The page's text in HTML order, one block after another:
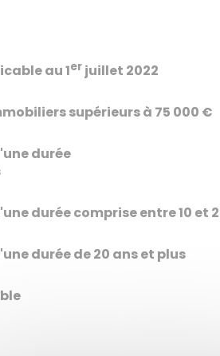
au 1er juillet 2022
supérieurs à 75 000 €
durée
durée comprise entre 10 et
durée de 20 ans et plus